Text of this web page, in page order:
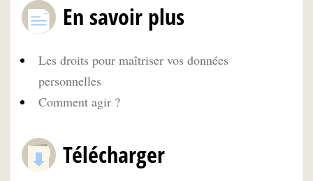
En savoir plus
Les droits pour maîtriser vos données
personnelles
Comment agir ?
Télécharger